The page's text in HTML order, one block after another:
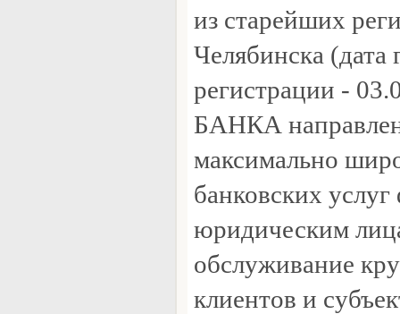
из старейших
Челябинска (дата
регистрации -
БАНКА
максимально
банковских
юридическим
обслуживание
клиентов и